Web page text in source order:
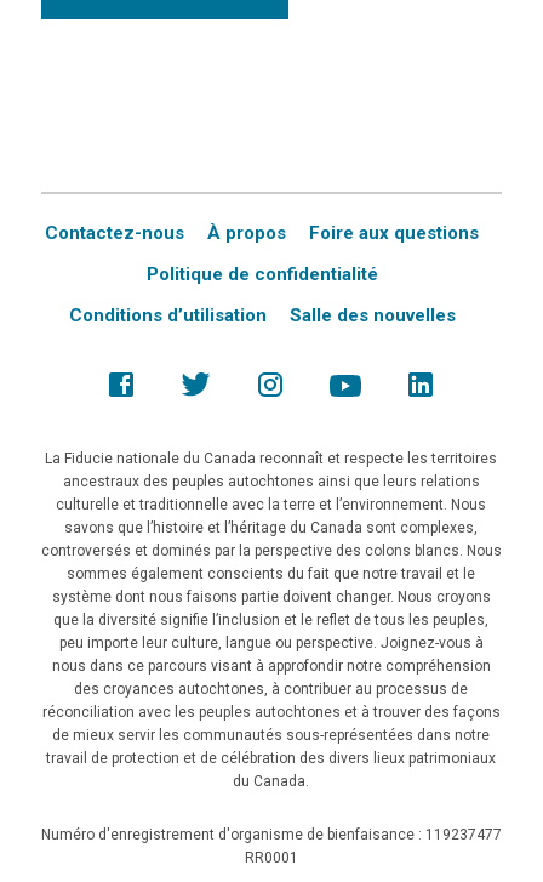
Contactez-nous À propos
Foire aux questions
Politique de confidentialité
Conditions d’utilisation
Salle des nouvelles
La Fiducie nationale du Canada reconnaît et respecte les territoires
ancestraux des peuples autochtones ainsi que leurs relations
culturelle et traditionnelle avec la terre et l’environnement. Nous
savons que l’histoire et l’héritage du Canada sont complexes,
controversés et dominés par la perspective des colons blancs. Nous
sommes également conscients du fait que notre travail et le
système dont nous faisons partie doivent changer. Nous croyons
que la diversité signifie l’inclusion et le reflet de tous les peuples,
peu importe leur culture, langue ou perspective. Joignez-vous à
nous dans ce parcours visant à approfondir notre compréhension
des croyances autochtones, à contribuer au processus de
réconciliation avec les peuples autochtones et à trouver des façons
de mieux servir les communautés sous-représentées dans notre
travail de protection et de célébration des divers lieux patrimoniaux
du Canada.
Numéro d'enregistrement d'organisme de bienfaisance : 119237477
RR0001